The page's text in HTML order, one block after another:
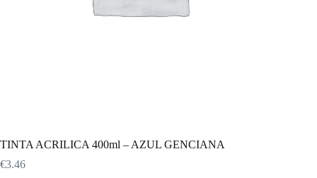
TINTA ACRILICA 400ml – AZUL GENCIANA
€3.46